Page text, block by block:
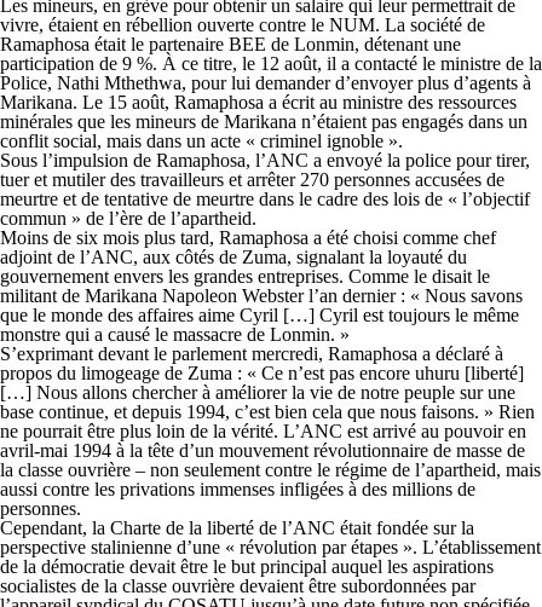
Les mineurs, en grève pour obtenir un salaire qui leur permettrait de
vivre, étaient en rébellion ouverte contre le NUM. La société de
Ramaphosa était le partenaire BEE de Lonmin, détenant une
participation de 9 %. À ce titre, le 12 août, il a contacté le ministre de la
Police, Nathi Mthethwa, pour lui demander d’envoyer plus d’agents à
Marikana. Le 15 août, Ramaphosa a écrit au ministre des ressources
minérales que les mineurs de Marikana n’étaient pas engagés dans un
conflit social, mais dans un acte « criminel ignoble ».
Sous l’impulsion de Ramaphosa, l’ANC a envoyé la police pour tirer,
tuer et mutiler des travailleurs et arrêter 270 personnes accusées de
meurtre et de tentative de meurtre dans le cadre des lois de « l’objectif
commun » de l’ère de l’apartheid.
Moins de six mois plus tard, Ramaphosa a été choisi comme chef
adjoint de l’ANC, aux côtés de Zuma, signalant la loyauté du
gouvernement envers les grandes entreprises. Comme le disait le
militant de Marikana Napoleon Webster l’an dernier : « Nous savons
que le monde des affaires aime Cyril […] Cyril est toujours le même
monstre qui a causé le massacre de Lonmin. »
S’exprimant devant le parlement mercredi, Ramaphosa a déclaré à
propos du limogeage de Zuma : « Ce n’est pas encore uhuru [liberté]
[…] Nous allons chercher à améliorer la vie de notre peuple sur une
base continue, et depuis 1994, c’est bien cela que nous faisons. » Rien
ne pourrait être plus loin de la vérité. L’ANC est arrivé au pouvoir en
avril-mai 1994 à la tête d’un mouvement révolutionnaire de masse de
la classe ouvrière – non seulement contre le régime de l’apartheid, mais
aussi contre les privations immenses infligées à des millions de
personnes.
Cependant, la Charte de la liberté de l’ANC était fondée sur la
perspective stalinienne d’une « révolution par étapes ». L’établissement
de la démocratie devait être le but principal auquel les aspirations
socialistes de la classe ouvrière devaient être subordonnées par